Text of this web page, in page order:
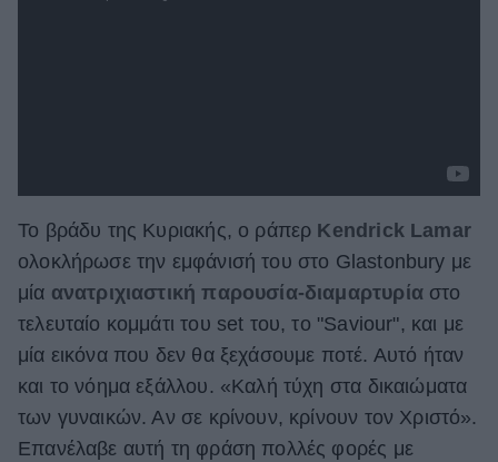
Το βράδυ της Κυριακής, ο ράπερ Kendrick Lamar
ολοκλήρωσε την εμφάνισή του στο Glastonbury με
μία ανατριχιαστική παρουσία-διαμαρτυρίαστο
τελευταίο κομμάτι του set του, το "Saviour", και με
μία εικόνα που δεν θα ξεχάσουμε ποτέ. Αυτό ήταν
και το νόημα εξάλλου. «Καλή τύχη στα δικαιώματα
των γυναικών. Αν σε κρίνουν, κρίνουν τον Χριστό».
Επανέλαβε αυτή τη φράση πολλές φορές με